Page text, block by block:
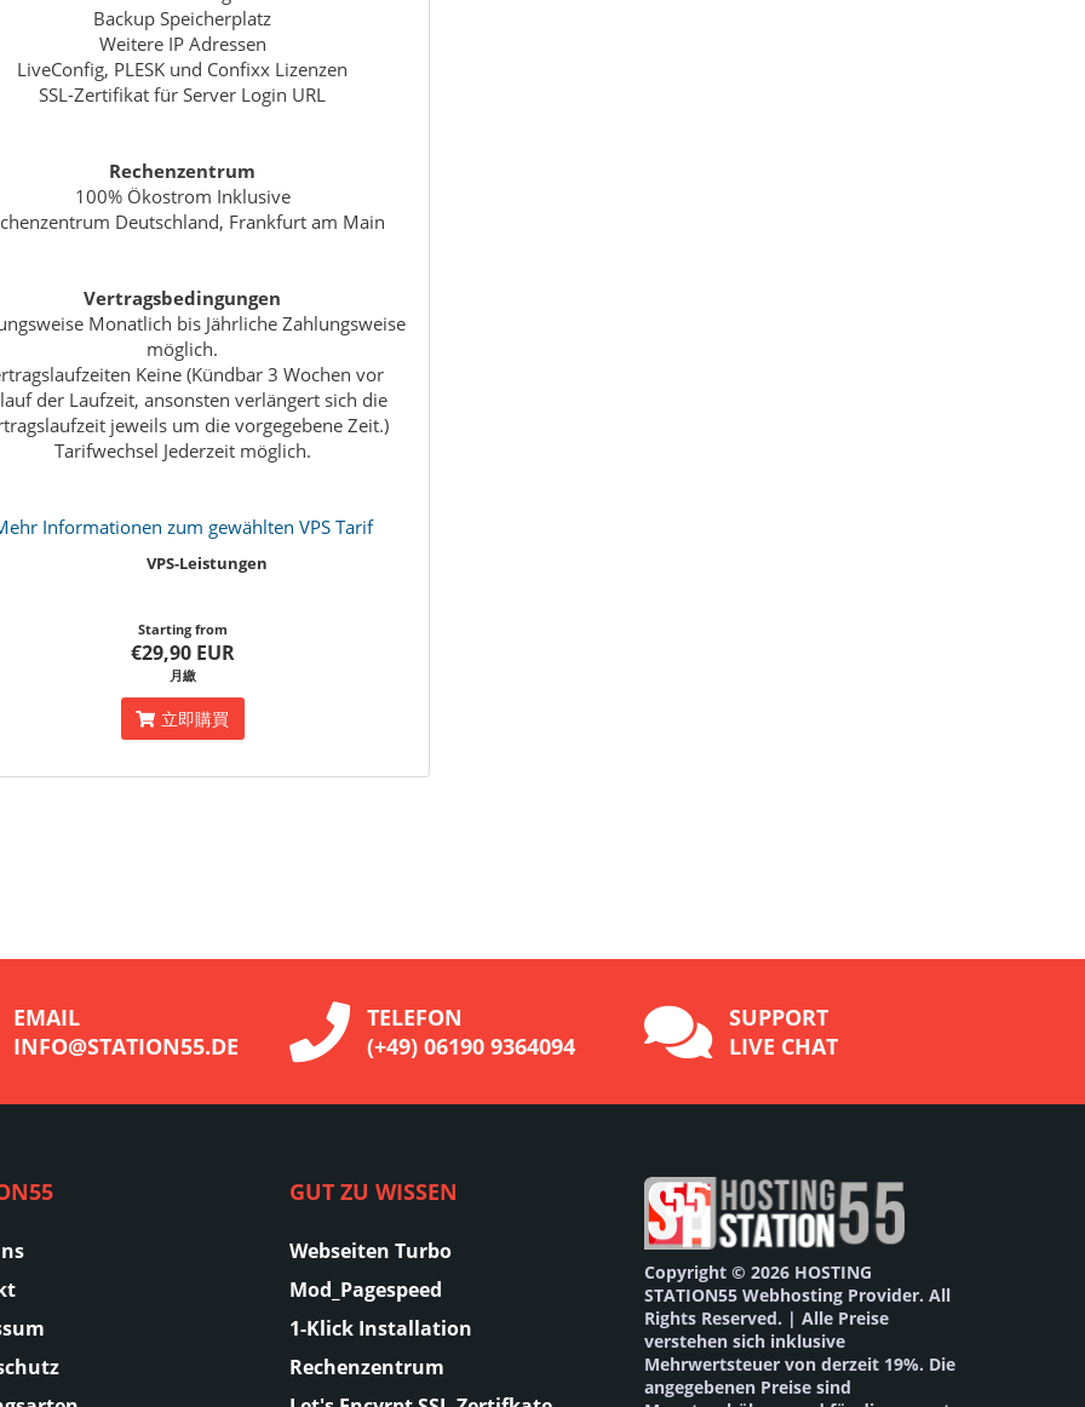
Backup Speicherplatz
Weitere IP Adressen
LiveConfig, PLESK und Confixx Lizenzen
SSL-Zertifikat für Server Login URL
Rechenzentrum
100% Ökostrom Inklusive
Deutschland, Frankfurt am Main
Vertragsbedingungen
Monatlich bis Jährliche Zahlungsweise
möglich.
Keine (Kündbar 3 Wochen vor
der Laufzeit, ansonsten verlängert sich die
jeweils um die vorgegebene Zeit.)
Tarifwechsel Jederzeit möglich.
Informationen zum gewählten VPS Tarif
VPS-Leistungen
Starting from
€29,90 EUR
月繳
立即購買
EMAIL
INFO@STATION55.DE
TELEFON
(+49) 06190 9364094
SUPPORT
LIVE CHAT
GUT ZU WISSEN
Webseiten Turbo
Mod_Pagespeed
1-Klick Installation
Rechenzentrum
Copyright © 2026 HOSTING
STATION55 Webhosting Provider. All
Rights Reserved. | Alle Preise
verstehen sich inklusive
Mehrwertsteuer von derzeit 19%. Die
angegebenen Preise sind